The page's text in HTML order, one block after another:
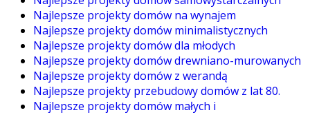
Najlepsze projekty domów na wynajem
Najlepsze projekty domów minimalistycznych
Najlepsze projekty domów dla młodych
Najlepsze projekty domów drewniano-murowanych
Najlepsze projekty domów z werandą
Najlepsze projekty przebudowy domów z lat 80.
Najlepsze projekty domów małych i